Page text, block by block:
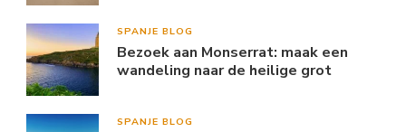
SPANJE BLOG
Bezoek aan Monserrat: maak een
wandeling naar de heilige grot
SPANJE BLOG